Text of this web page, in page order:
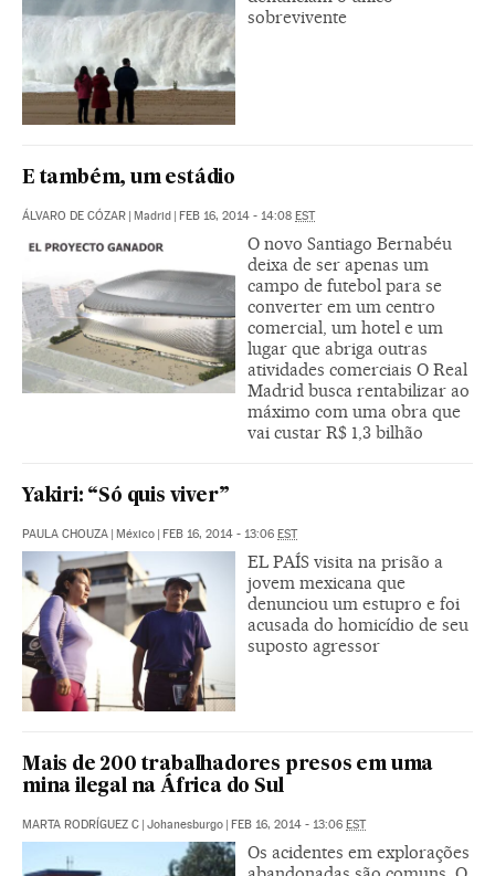
sobrevivente
E também, um estádio
ÁLVARO DE CÓZAR | Madrid | FEB 16, 2014 - 14:08 EST
O novo Santiago Bernabéu
deixa de ser apenas um
campo de futebol para se
converter em um centro
comercial, um hotel e um
lugar que abriga outras
atividades comerciais O Real
Madrid busca rentabilizar ao
máximo com uma obra que
vai custar R$ 1,3 bilhão
Yakiri: “Só quis viver”
PAULA CHOUZA | México | FEB 16, 2014 - 13:06 EST
EL PAÍS visita na prisão a
jovem mexicana que
denunciou um estupro e foi
acusada do homicídio de seu
suposto agressor
Mais de 200 trabalhadores presos em uma
mina ilegal na África do Sul
MARTA RODRÍGUEZ C | Johanesburgo | FEB 16, 2014 - 13:06 EST
Os acidentes em explorações